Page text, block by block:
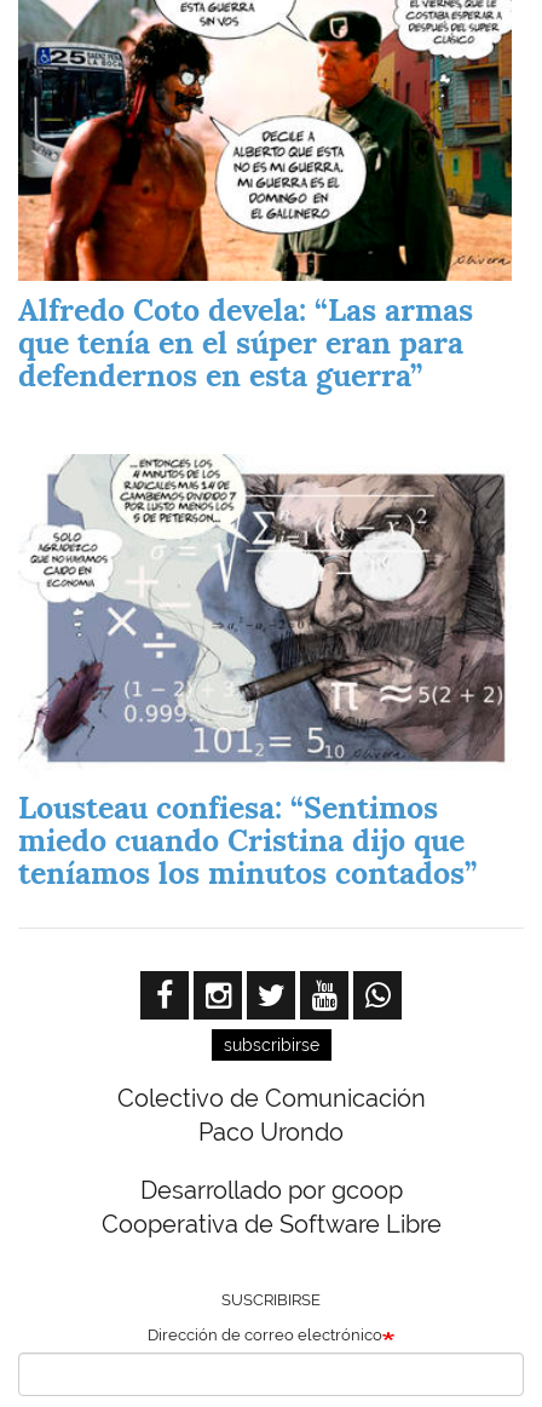
Alfredo Coto devela: “Las armas
que tenía en el súper eran para
defendernos en esta guerra”
Imagen
Lousteau confiesa: “Sentimos
miedo cuando Cristina dijo que
teníamos los minutos contados”
subscribirse
Colectivo de Comunicación
Paco Urondo
Desarrollado por gcoop
Cooperativa de Software Libre
SUSCRIBIRSE
Dirección de correo electrónico